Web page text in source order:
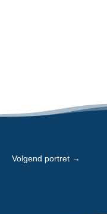
Volgend portret →